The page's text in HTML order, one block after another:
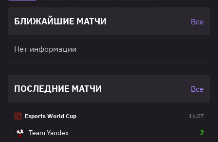
БЛИЖАЙШИЕ МАТЧИ Все
Нет информации
ПОСЛЕДНИЕ МАТЧИ Все
Esports World Cup 16.07
Team Yandex
2